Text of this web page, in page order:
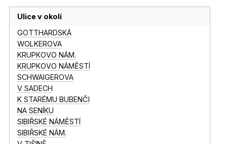
Ulice v okolí
GOTTHARDSKÁ
WOLKEROVA
KRUPKOVO NÁM.
KRUPKOVO NÁMĚSTÍ
SCHWAIGEROVA
V SADECH
K STARÉMU BUBENČI
NA SENÍKU
SIBIŘSKÉ NÁMĚSTÍ
SIBIŘSKÉ NÁM.